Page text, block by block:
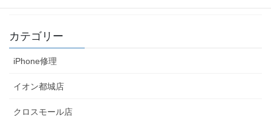
カテゴリー
iPhone修理
イオン都城店
クロスモール店